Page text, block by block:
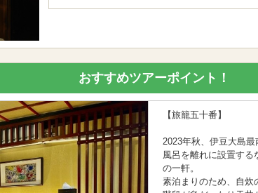
おすすめツアーポイント！
【旅籠五十番】
2023年秋、伊豆大島最
風呂を離れに設置する
の一軒。
素泊まりのため、自炊